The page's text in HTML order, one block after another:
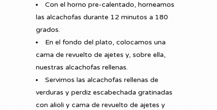
Con el horno pre-calentado, horneamos
las alcachofas durante 12 minutos a 180
grados.
En el fondo del plato, colocamos una
cama de revuelto de ajetes y, sobre ella,
nuestras alcachofas rellenas.
Servimos las alcachofas rellenas de
verduras y perdiz escabechada gratinadas
con alioli y cama de revuelto de ajetes y